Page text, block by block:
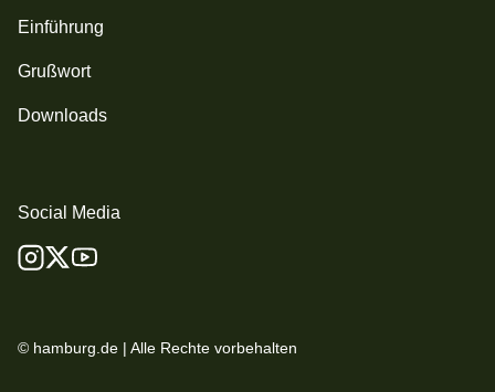
Einführung
Grußwort
Downloads
Social Media
© hamburg.de | Alle Rechte vorbehalten